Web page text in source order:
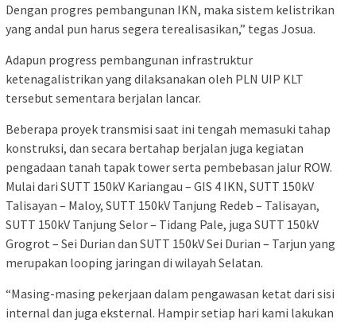
Dengan progres pembangunan IKN, maka sistem kelistrikan
yang andal pun harus segera terealisasikan,” tegas Josua.
Adapun progress pembangunan infrastruktur
ketenagalistrikan yang dilaksanakan oleh PLN UIP KLT
tersebut sementara berjalan lancar.
Beberapa proyek transmisi saat ini tengah memasuki tahap
konstruksi, dan secara bertahap berjalan juga kegiatan
pengadaan tanah tapak tower serta pembebasan jalur ROW.
Mulai dari SUTT 150kV Kariangau – GIS 4 IKN, SUTT 150kV
Talisayan – Maloy, SUTT 150kV Tanjung Redeb – Talisayan,
SUTT 150kV Tanjung Selor – Tidang Pale, juga SUTT 150kV
Grogrot – Sei Durian dan SUTT 150kV Sei Durian – Tarjun yang
merupakan looping jaringan di wilayah Selatan.
“Masing-masing pekerjaan dalam pengawasan ketat dari sisi
internal dan juga eksternal. Hampir setiap hari kami lakukan